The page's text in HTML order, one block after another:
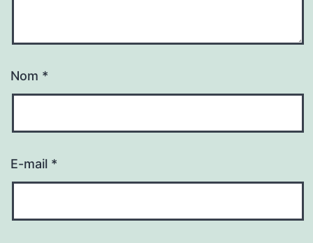
Nom *
E-mail *